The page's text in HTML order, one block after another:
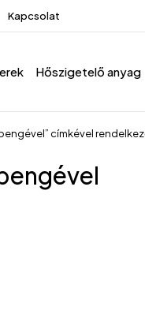
Kapcsolat
Hőszigetelő anyag
címkével